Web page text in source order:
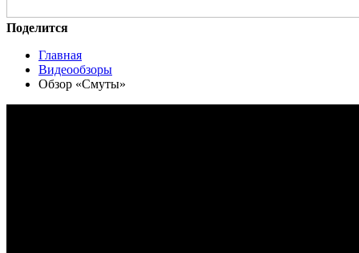
Поделится
Главная
Видеообзоры
Обзор «Смуты»